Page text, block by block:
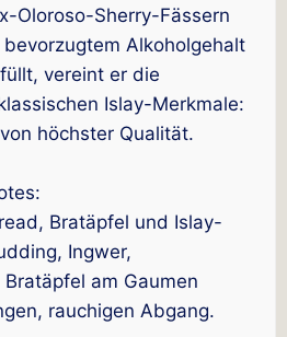
Oloroso-Sherry-Fässern
Alkoholgehalt
vereint er die
Islay-Merkmale:
höchster Qualität.
Bratäpfel und Islay-
Ingwer,
am Gaumen
rauchigen Abgang.